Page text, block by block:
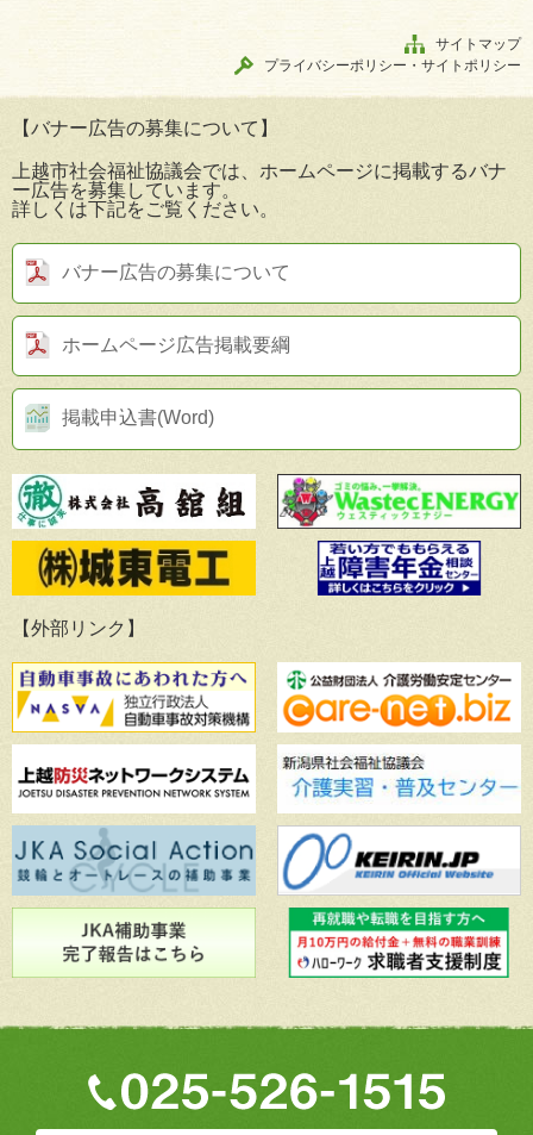
サイトマップ
プライバシーポリシー・サイトポリシー
【バナー広告の募集について】
上越市社会福祉協議会では、ホームページに掲載するバナ
ー広告を募集しています。
詳しくは下記をご覧ください。
バナー広告の募集について
ホームページ広告掲載要綱
掲載申込書(Word)
【外部リンク】